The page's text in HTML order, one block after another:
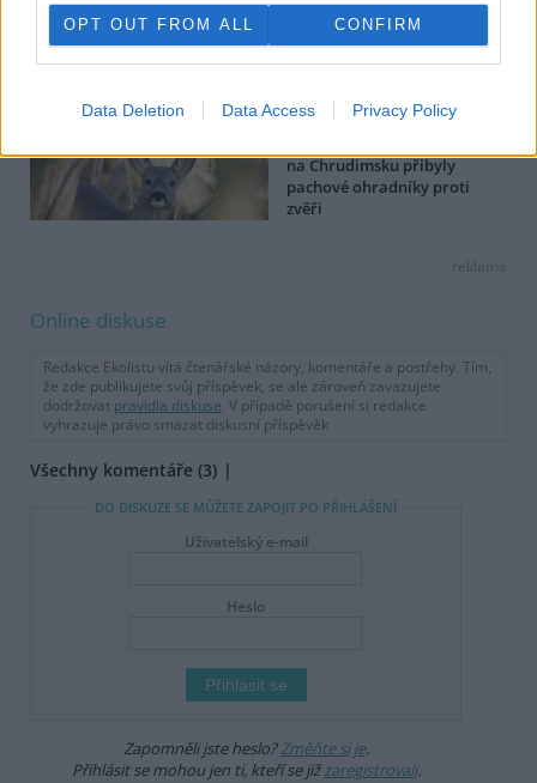
OPT OUT FROM ALL CONFIRM
Data Deletion Data Access Privacy Policy
Pardubičtí myslivci obnovili
školicí středisko z roku 1949,
na Chrudimsku přibyly
pachové ohradníky proti
zvěři
reklama
Online diskuse
Redakce Ekolistu vítá čtenářské názory, komentáře a postřehy. Tím,
že zde publikujete svůj příspěvek, se ale zároveň zavazujete
dodržovat pravidla diskuse. V případě porušení si redakce
vyhrazuje právo smazat diskusní příspěvěk
Všechny komentáře (3)
DO DISKUZE SE MŮŽETE ZAPOJIT PO PŘIHLÁŠENÍ
Uživatelský e-mail
Heslo
Zapomněli jste heslo?Změňte si je.
Přihlásit se mohou jen ti, kteří se jižzaregistrovali.